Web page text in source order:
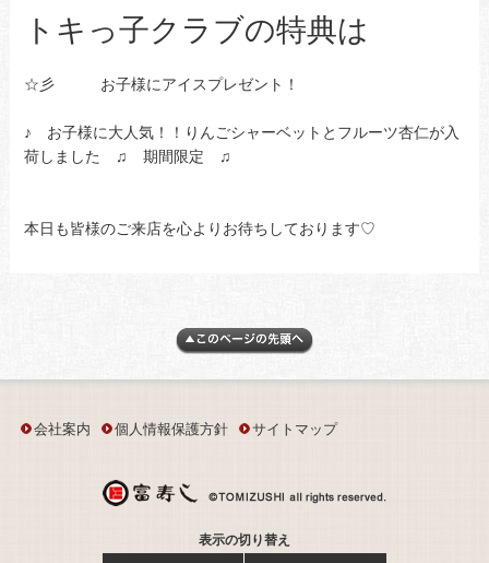
トキっ子クラブの特典は
☆彡 お子様にアイスプレゼント！
♪ お子様に大人気！！りんごシャーベットとフルーツ杏仁が入
荷しました ♫ 期間限定 ♫
本日も皆様のご来店を心よりお待ちしております♡
会社案内 個人情報保護方針 サイトマップ
表示の切り替え